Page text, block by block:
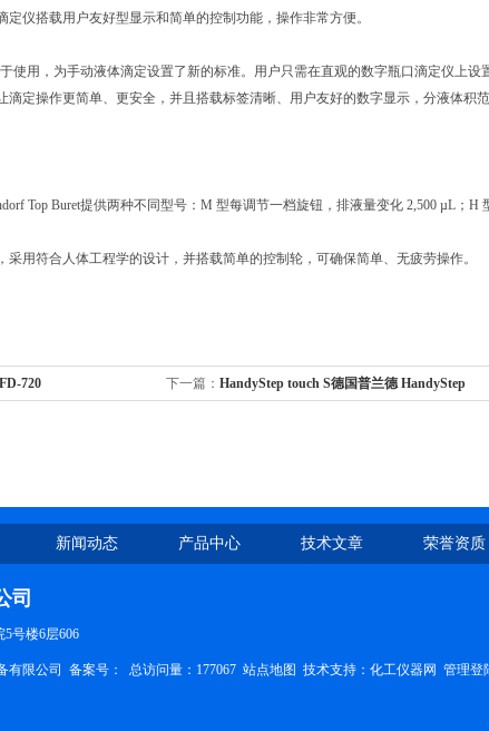
仪搭载用户友好型显示和简单的控制功能，操作非常方便。
于使用，为手动液体滴定设置了新的标准。用户只需在直观的数字瓶口滴定仪上
滴定操作更简单、更安全，并且搭载标签清晰、用户友好的数字显示，分液体
Top Buret提供两种不同型号：M 型每调节一档旋钮，排液量变化 2,500 µL；H
用符合人体工程学的设计，并搭载简单的控制轮，可确保简单、无疲劳操作。
720 下一篇： HandyStep touch S德国普兰德 HandyStep
新闻动态 产品中心 技术文章 荣誉资质
司
号楼6层606
有限公司 备案号： 总访问量：177067 站点地图 技术支持： 化工仪器网 管理登